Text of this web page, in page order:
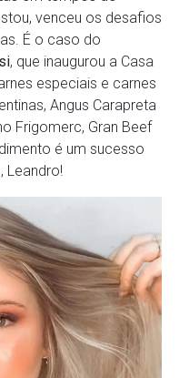
venceu os desafios
É o caso do
, que inaugurou a Casa
especiais e carnes
Angus Carapreta
Frigomerc, Gran Beef
é um sucesso
Leandro!